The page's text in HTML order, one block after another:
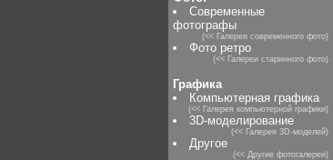
Современные
фотографы
(<< Галерея современного фото)
Фото ретро
(<< Галереи старинного фото)
Графика
Компьютерная графика
(<< Галерея компьютерной графики)
3D-моделирование
(<< Галерея 3D-моделей)
Другое
(<< Другие фотогалереи)